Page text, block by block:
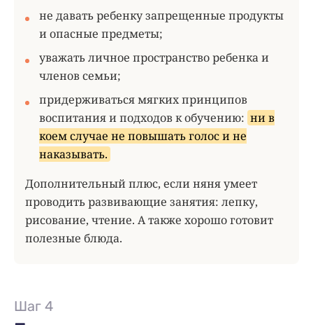
не давать ребенку запрещенные продукты
и опасные предметы;
уважать личное пространство ребенка и
членов семьи;
придерживаться мягких принципов
воспитания и подходов к обучению: ни в
коем случае не повышать голос и не
наказывать.
Дополнительный плюс, если няня умеет
проводить развивающие занятия: лепку,
рисование, чтение. А также хорошо готовит
полезные блюда.
Шаг 4